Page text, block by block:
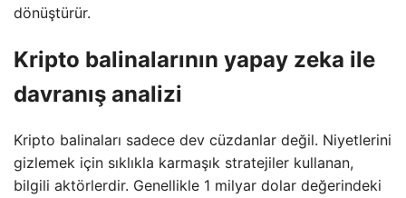
dönüştürür.
Kripto balinalarının yapay zeka ile
davranış analizi
Kripto balinaları sadece dev cüzdanlar değil. Niyetlerini
gizlemek için sıklıkla karmaşık stratejiler kullanan,
bilgili aktörlerdir. Genellikle 1 milyar dolar değerindeki